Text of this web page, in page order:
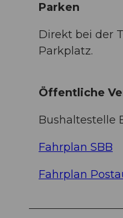
Parken
Direkt bei der
Parkplatz.
Öffentliche
Bushaltestelle
Fahrplan SBB
Fahrplan